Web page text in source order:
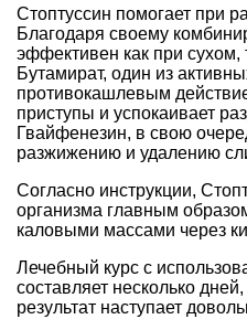
Стоптуссин помогает при
Благодаря своему
эффективен как при
Бутамират, один из
противокашлевым
приступы и успокаивает
Гвайфенезин, в свою
разжижению и удалению
Согласно инструкции,
организма главным
каловыми массами через
Лечебный курс с
составляет несколько
результат наступает